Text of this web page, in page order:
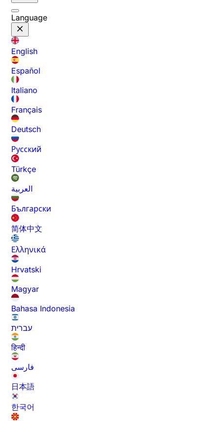
Language
English
Español
Italiano
Français
Deutsch
Русский
Türkçe
العربية
Български
简体中文
Ελληνικά
Hrvatski
Magyar
Bahasa Indonesia
עברית
हिन्दी
فارسی
日本語
한국어